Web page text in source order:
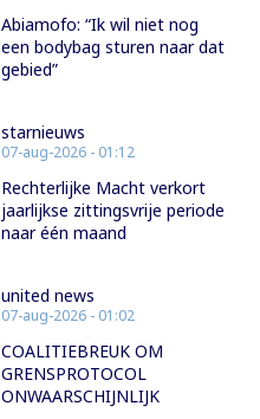
Abiamofo: “Ik wil niet nog
een bodybag sturen naar dat
gebied”
starnieuws
07-aug-2026 - 01:12
Rechterlijke Macht verkort
jaarlijkse zittingsvrije periode
naar één maand
united news
07-aug-2026 - 01:02
COALITIEBREUK OM
GRENSPROTOCOL
ONWAARSCHIJNLIJK